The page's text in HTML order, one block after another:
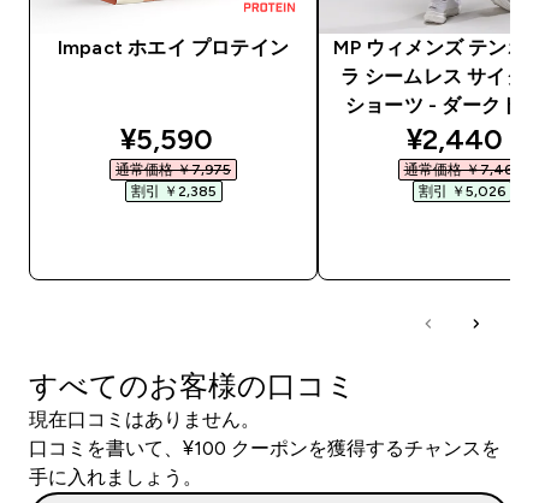
Impact ホエイ プロテイン
discounted price
¥5,590‎
通常価格 ￥7,975‎
割引 ￥2,385‎
MP ウィメンズ テンポ
ラ シームレス サイク
ショーツ - ダークト
¥2,440‎
通常価格 ￥7,466‎
割引 ￥5,026‎
すべてのお客様の口コミ
現在口コミはありません。
口コミを書いて、¥100 クーポンを獲得するチャンスを
手に入れましょう。